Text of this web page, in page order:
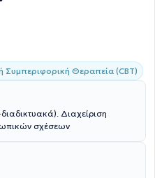
Συμπεριφορική Θεραπεία (CBT)
Διαχείριση
σχέσεων